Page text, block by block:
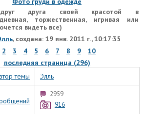
друга своей красотой в
торжественная, игривая или
видеть все)
, создана: 19 янв. 2011 г., 10:17:35
2 3 4 5 6 7 8 9
10
последняя страница (296)
темы Элль
2959
916